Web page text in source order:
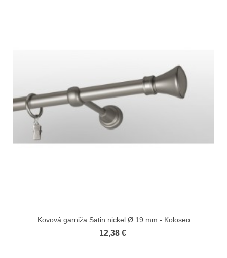
Kovová garniža Satin nickel Ø 19 mm - Koloseo
12,38 €